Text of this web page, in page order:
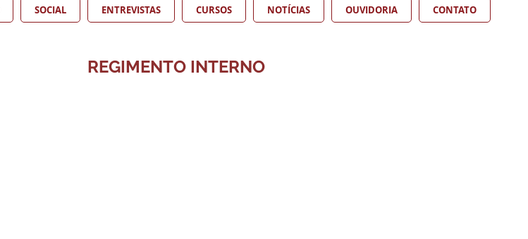
SOCIAL ENTREVISTAS CURSOS NOTÍCIAS OUVIDORIA CONTATO
REGIMENTO INTERNO